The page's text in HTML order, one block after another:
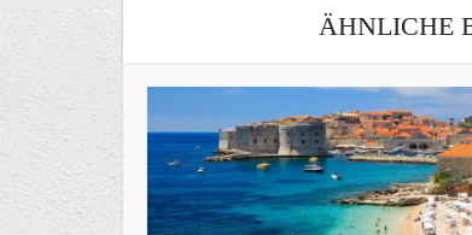
ÄHNLICHE